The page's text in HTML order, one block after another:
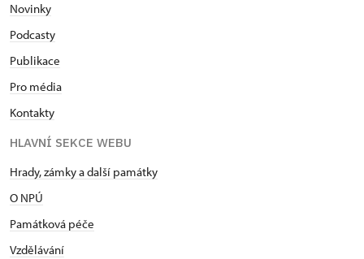
Novinky
Podcasty
Publikace
Pro média
Kontakty
HLAVNÍ SEKCE WEBU
Hrady, zámky a další památky
O NPÚ
Památková péče
Vzdělávání